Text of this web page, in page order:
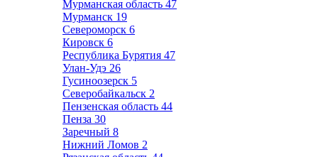
Мурманская область 47
Мурманск 19
Североморск 6
Кировск 6
Республика Бурятия 47
Улан-Удэ 26
Гусиноозерск 5
Северобайкальск 2
Пензенская область 44
Пенза 30
Заречный 8
Нижний Ломов 2